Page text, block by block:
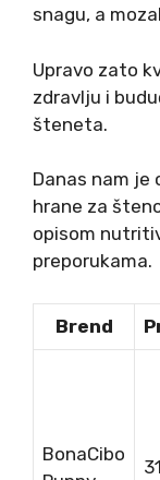
snagu, a
Upravo zato
zdravlju i
šteneta.
Danas nam je
hrane za
opisom
preporukama.
Brend
BonaCibo